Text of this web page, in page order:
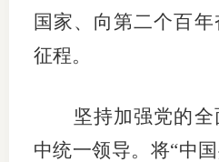
国家、向第二个百
征程。
坚持加强党的
中统一领导。将“中